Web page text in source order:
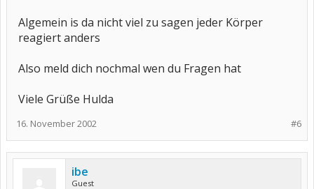
Algemein is da nicht viel zu sagen jeder Körper
reagiert anders
Also meld dich nochmal wen du Fragen hat
Viele Grüße Hulda
#6
16. November 2002
ibe
Guest